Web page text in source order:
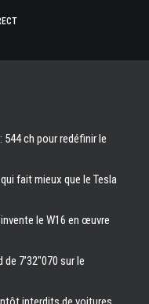
ch pour redéfinir le
fait mieux que le Tesla
le W16 en œuvre
7’32″070 sur le